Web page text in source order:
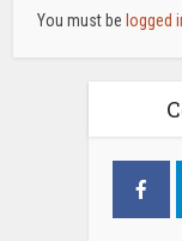
You must be logged